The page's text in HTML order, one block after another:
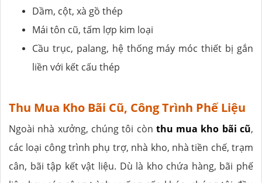
Dầm, cột, xà gồ thép
Mái tôn cũ, tấm lợp kim loại
Cầu trục, palang, hệ thống máy móc thiết bị gắn
liền với kết cấu thép
Thu Mua Kho Bãi Cũ, Công Trình Phế Liệu
Ngoài nhà xưởng, chúng tôi còn thu mua kho bãi cũ,
các loại công trình phụ trợ, nhà kho, nhà tiền chế, trạm
cân, bãi tập kết vật liệu. Dù là kho chứa hàng, bãi phế